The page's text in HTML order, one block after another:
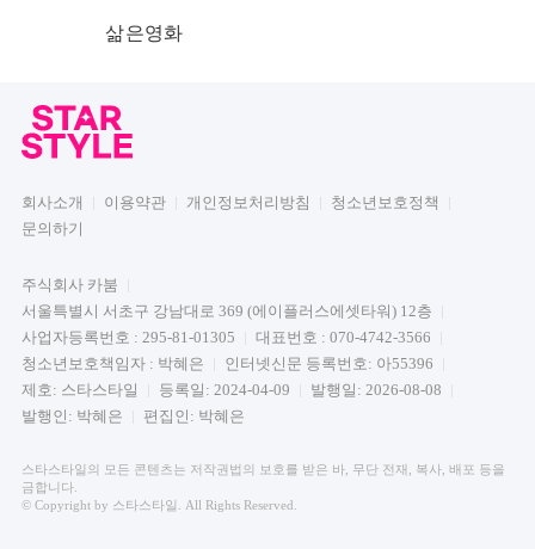
삶은영화
회사소개 이용약관 개인정보처리방침
청소년보호정책
문의하기
주식회사 카붐
서울특별시 서초구 강남대로 369 (에이플러스에셋타워) 12층
사업자등록번호 : 295-81-01305
대표번호 : 070-4742-3566
청소년보호책임자 : 박혜은
인터넷신문 등록번호: 아55396
제호: 스타스타일
등록일: 2024-04-09
발행일: 2026-08-08
발행인: 박혜은
편집인: 박혜은
스타스타일의 모든 콘텐츠는 저작권법의 보호를 받은 바, 무단 전재, 복사, 배포 등을
금합니다.
© Copyright by 스타스타일. All Rights Reserved.